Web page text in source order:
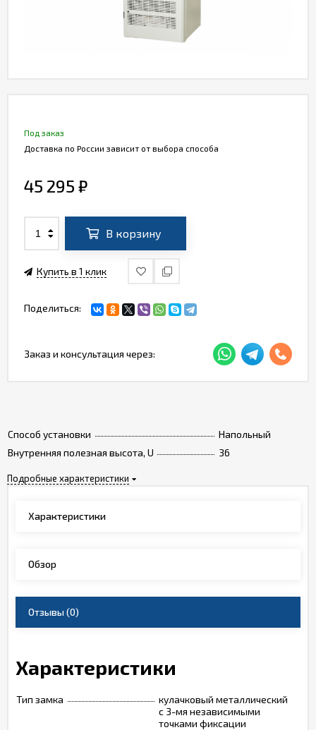
Способ установки
Напольный
Внутренняя полезная высота, U
36
Подробные характеристики
Под заказ
Доставка по России зависит от выбора способа
45 295 ₽
В корзину
Купить в 1 клик
Поделиться:
Заказ и консультация через:
Характеристики
Обзор
Отзывы(0)
Характеристики
Тип замка
кулачковый металлический
с 3-мя независимыми
точками фиксации